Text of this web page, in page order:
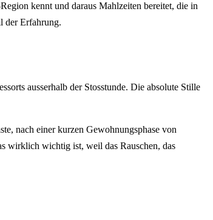
kennt und daraus Mahlzeiten bereitet, die in
der Erfahrung.
ausserhalb der Stosstunde. Die absolute Stille
nach einer kurzen Gewohnungsphase von
wirklich wichtig ist, weil das Rauschen, das